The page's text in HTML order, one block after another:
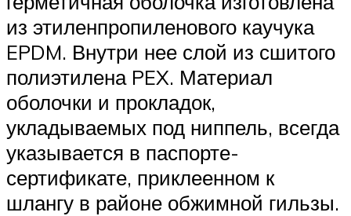
из этиленпропиленового каучука
EPDM. Внутри нее слой из сшитого
полиэтилена PEX. Материал
оболочки и прокладок,
укладываемых под ниппель, всегда
указывается в паспорте-
сертификате, приклеенном к
шлангу в районе обжимной гильзы.